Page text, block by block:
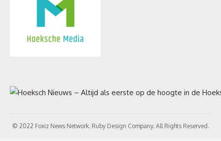
© 2022 Foxiz News Network. Ruby Design Company. All Rights Reserved.